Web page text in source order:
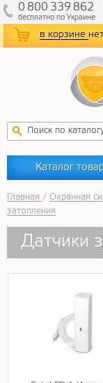
в корзине
0 800 339 862
бесплатнопо Украине
Каталог
Главная / Охранная
затопления
Датчики